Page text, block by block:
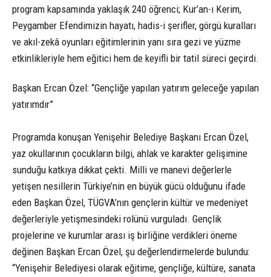
program kapsamında yaklaşık 240 öğrenci; Kur’an-ı Kerim,
Peygamber Efendimizin hayatı, hadis-i şerifler, görgü kuralları
ve akıl-zekâ oyunları eğitimlerinin yanı sıra gezi ve yüzme
etkinlikleriyle hem eğitici hem de keyifli bir tatil süreci geçirdi.
Başkan Ercan Özel: “Gençliğe yapılan yatırım geleceğe yapılan
yatırımdır”
Programda konuşan Yenişehir Belediye Başkanı Ercan Özel,
yaz okullarının çocukların bilgi, ahlak ve karakter gelişimine
sunduğu katkıya dikkat çekti. Milli ve manevi değerlerle
yetişen nesillerin Türkiye’nin en büyük gücü olduğunu ifade
eden Başkan Özel, TÜGVA’nın gençlerin kültür ve medeniyet
değerleriyle yetişmesindeki rolünü vurguladı. Gençlik
projelerine ve kurumlar arası iş birliğine verdikleri öneme
değinen Başkan Ercan Özel, şu değerlendirmelerde bulundu:
“Yenişehir Belediyesi olarak eğitime, gençliğe, kültüre, sanata